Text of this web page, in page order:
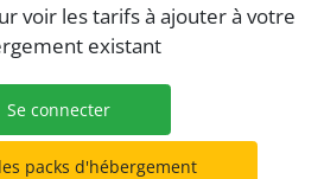
voir les tarifs à ajouter à votre
existant
Se connecter
packs d'hébergement